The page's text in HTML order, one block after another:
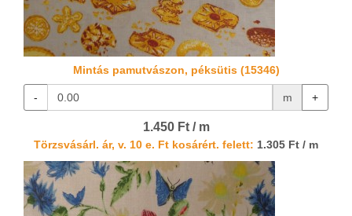
Mintás pamutvászon, péksütis (15346)
- m +
1.450 Ft / m
Törzsvásárl. ár, v. 10 e. Ft kosárért. felett: 1.305 Ft / m